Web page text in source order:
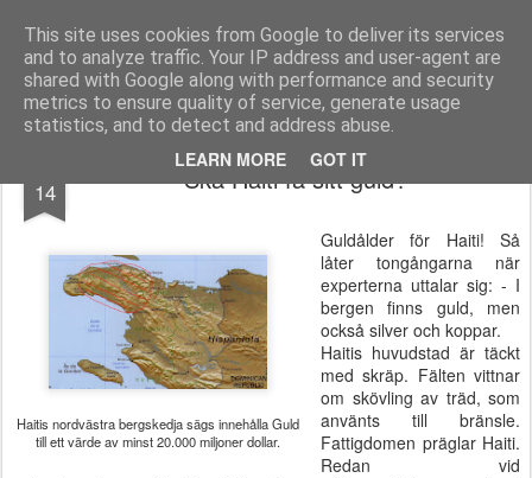
This site uses cookies from Google to deliver its services
and to analyze traffic. Your IP address and user-agent are
shared with Google along with performance and security
metrics to ensure quality of service, generate usage
statistics, and to detect and address abuse.
LEARN MORE GOT IT
berno.se
Startsida
14 Ska Haiti få sitt guld?
Haitis nordvästra bergskedja sägs innehålla Guld
till ett värde av minst 20.000 miljoner dollar.
Guldålder för Haiti! Så
låter tongångarna när
experterna uttalar sig: - I
bergen finns guld, men
också silver och koppar.
Haitis huvudstad är täckt
med skräp. Fälten vittnar
om skövling av träd, som
använts till bränsle.
Fattigdomen präglar Haiti.
Redan vid